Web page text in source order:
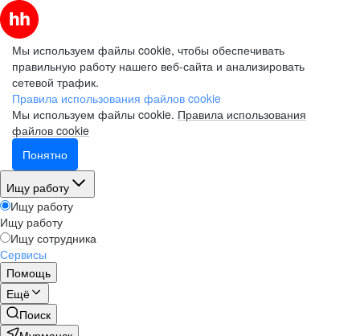
Мы используем файлы cookie, чтобы обеспечивать
правильную работу нашего веб-сайта и анализировать
сетевой трафик.
Правила использования файлов cookie
Мы используем файлы cookie. Правила использования
файлов cookie
Понятно
Ищу работу
Ищу работу
Ищу работу
Ищу сотрудника
Сервисы
Помощь
Ещё
Поиск